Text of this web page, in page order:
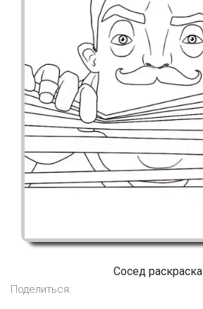
Сосед раскраска
Поделиться: